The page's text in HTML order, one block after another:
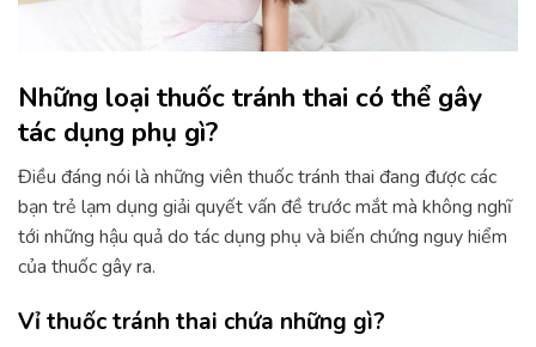
Những loại thuốc tránh thai có thể gây
tác dụng phụ gì?
Điều đáng nói là những viên thuốc tránh thai đang được các
bạn trẻ lạm dụng giải quyết vấn đề trước mắt mà không nghĩ
tới những hậu quả do tác dụng phụ và biến chứng nguy hiểm
của thuốc gây ra.
Vỉ thuốc tránh thai chứa những gì?